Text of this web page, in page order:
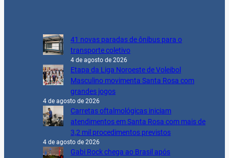
41 novas paradas de ônibus para o
transporte coletivo
4 de agosto de 2026
Etapa da Liga Noroeste de Voleibol
Masculino movimenta Santa Rosa com
grandes jogos
4 de agosto de 2026
Carretas oftalmológicas iniciam
atendimentos em Santa Rosa com mais de
3,2 mil procedimentos previstos
4 de agosto de 2026
Gabi Rock chega ao Brasil após